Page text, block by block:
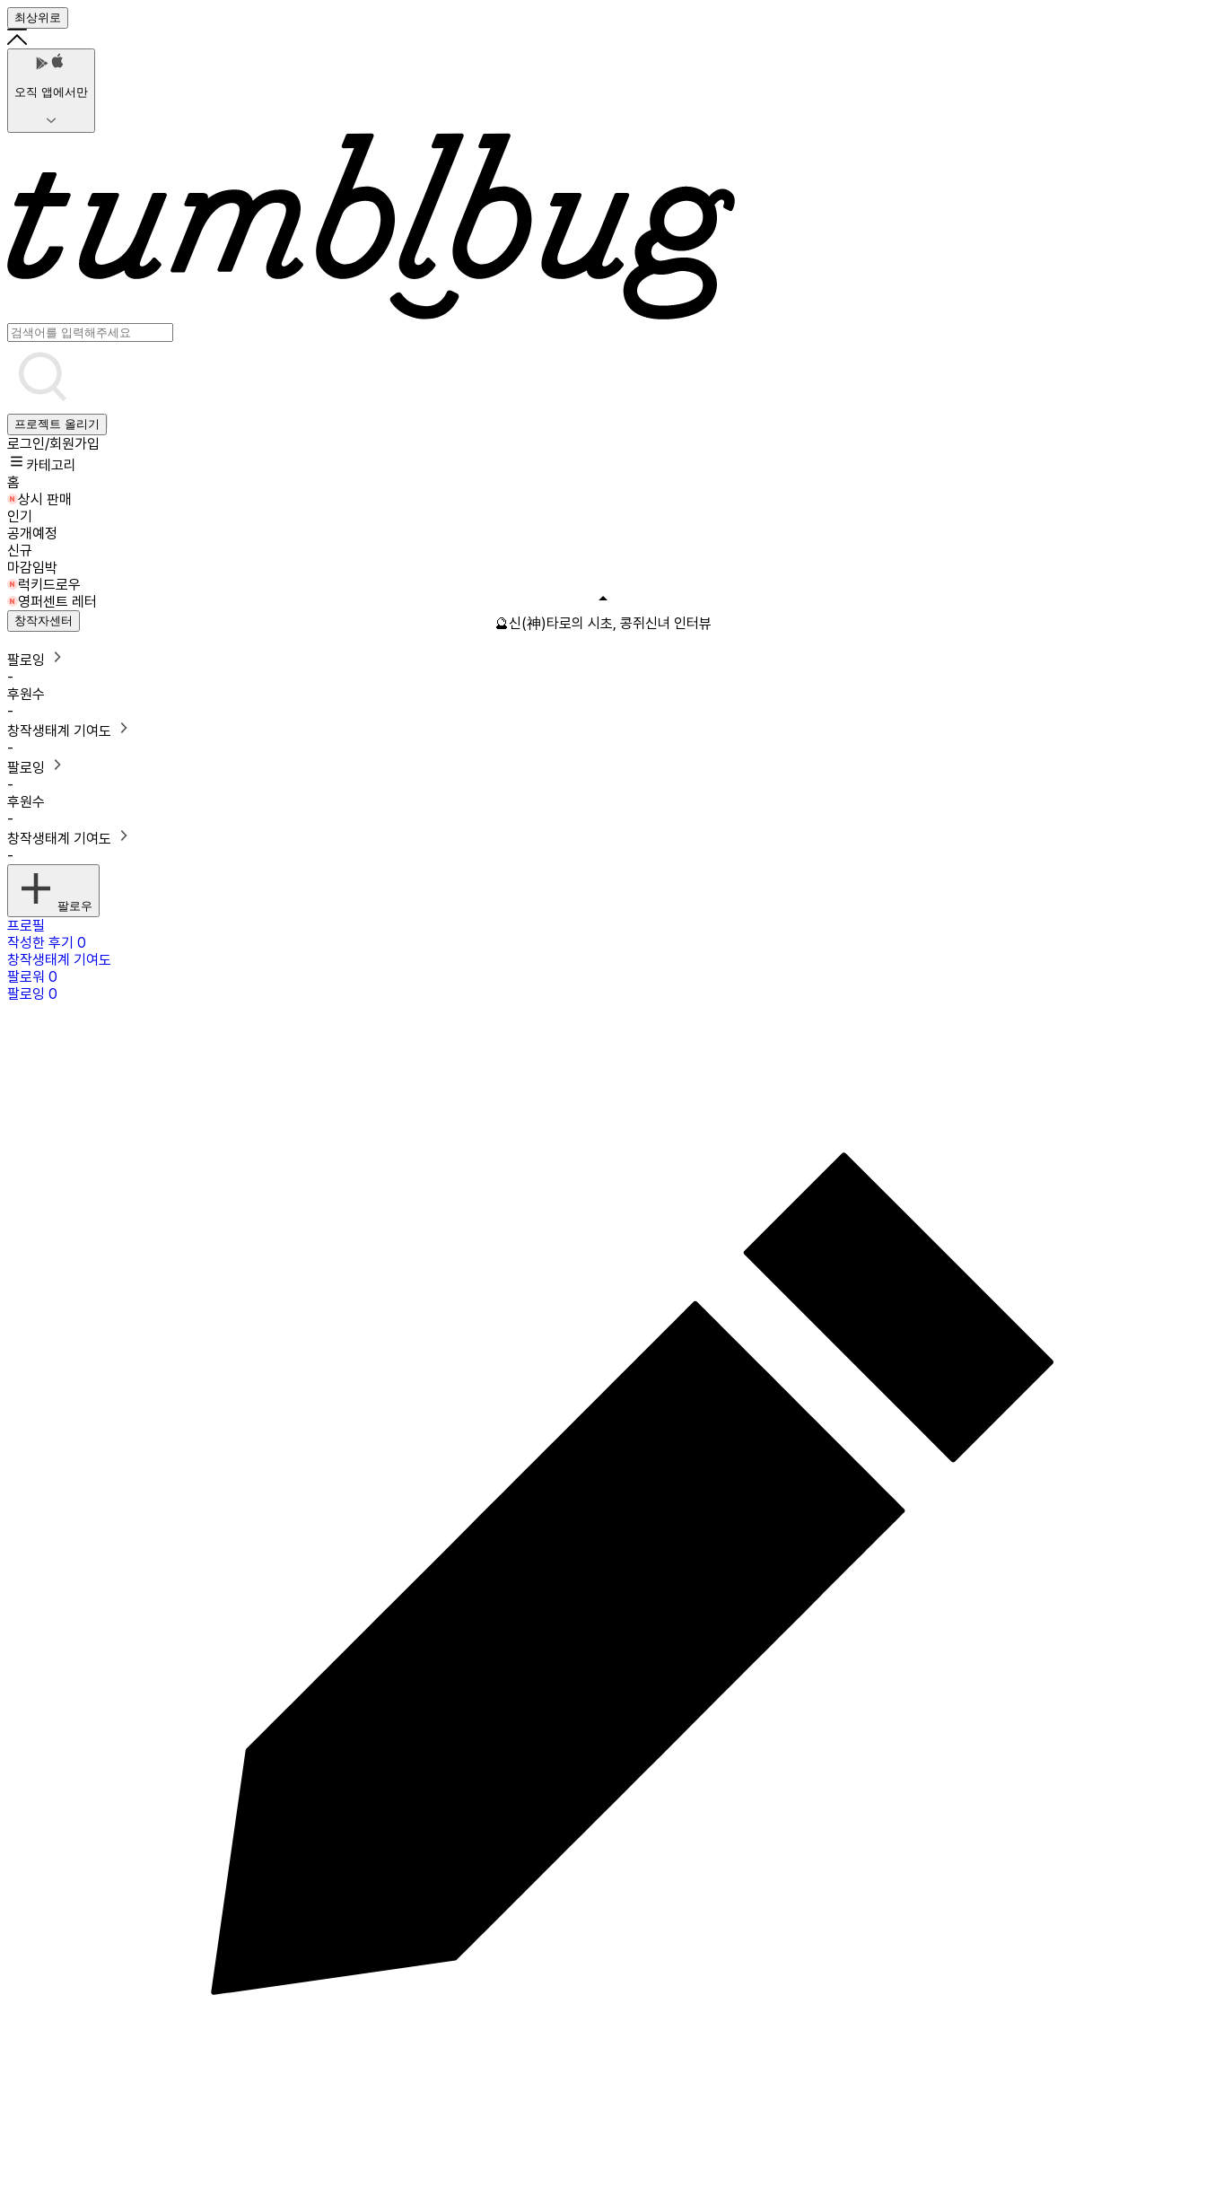
최상위로
오직 앱에서만
프로젝트 올리기
로그인/회원가입
카테고리
홈
상시 판매
인기
공개예정
신규
마감임박
럭키드로우
영퍼센트 레터
창작자센터
팔로잉
-
후원수
-
창작생태계 기여도
-
팔로잉
-
후원수
-
창작생태계 기여도
-
팔로우
프로필
작성한 후기 0
창작생태계 기여도
팔로워 0
팔로잉 0
🔮신(神)타로의 시초, 콩쥐신녀 인터뷰